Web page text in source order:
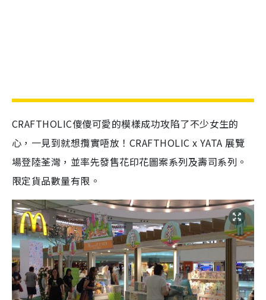
CRAFTHOLIC傻傻可愛的模樣成功攻陷了不少女生的
心，一見到就想攬實唔放！CRAFTHOLIC x YATA 展覽
場登陸荃灣，並率先發售花印花圖案系列及壽司系列。
限定貨品數量有限。